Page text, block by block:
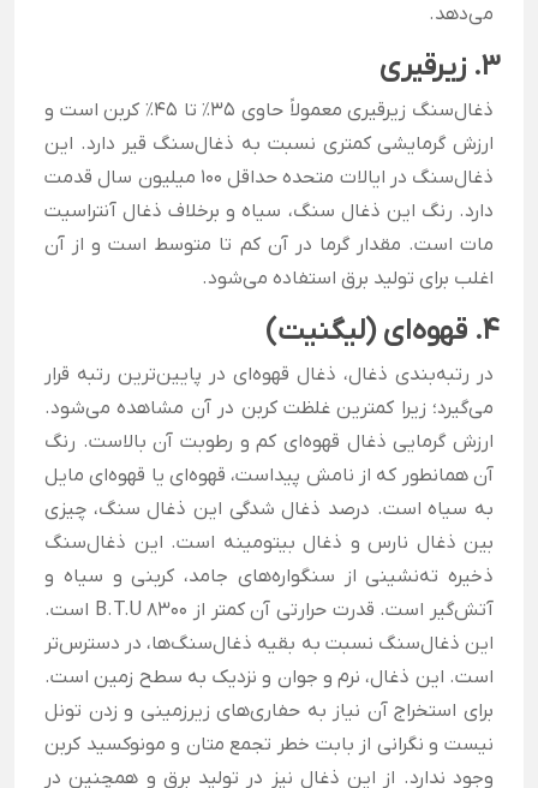
می‌دهد.
3. زیرقیری
ذغال‌سنگ زیرقیری معمولاً حاوی ۳۵٪ تا ۴۵٪ کربن است و
ارزش گرمایشی کمتری نسبت به ذغال‌سنگ قیر دارد. این
ذغال‌سنگ در ایالات متحده حداقل ۱۰۰ میلیون سال قدمت
دارد. رنگ این ذغال سنگ، سیاه و برخلاف ذغال آنتراسیت
مات است. مقدار گرما در آن کم تا متوسط است و از آن
اغلب برای تولید برق استفاده می‌شود.
4. قهوه‌ای (لیگنیت)
در رتبه‌بندی ذغال، ذغال قهوه‌ای در پایین‌ترین رتبه قرار
می‌گیرد؛ زیرا کمترین غلظت کربن در آن مشاهده می‌شود.
ارزش گرمایی ذغال قهوه‌ای کم و رطوبت آن بالاست. رنگ
آن همانطور که از نامش پیداست، قهوه‌ای یا قهوه‌ای مایل
به سیاه است. درصد ذغال شدگی این ذغال سنگ، چیزی
بین ذغال نارس و ذغال بیتومینه است. این ذغال‌سنگ
ذخیره ته‌نشینی از سنگواره‌های جامد، کربنی و سیاه و
آتش‌گیر است. قدرت حرارتی آن کمتر از B.T.U 8300 است.
این ذغال‌سنگ نسبت به بقیه ذغال‌سنگ‌ها، در دسترس‌تر
است. این ذغال، نرم و جوان و نزدیک به سطح زمین است.
برای استخراج آن نیاز به حفاری‌های زیرزمینی و زدن تونل
نیست و نگرانی از بابت خطر تجمع متان و مونوکسید کربن
وجود ندارد. از این ذغال نیز در تولید برق و همچنین در